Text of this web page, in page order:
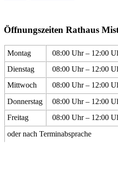
Öffnungszeiten Rathaus
Montag 08:00 Uhr – 12:00
Dienstag
08:00 Uhr – 12:00
Mittwoch
08:00 Uhr – 12:00
Donnerstag
08:00 Uhr – 12:00
Freitag
08:00 Uhr – 12:00
oder nach Terminabsprache